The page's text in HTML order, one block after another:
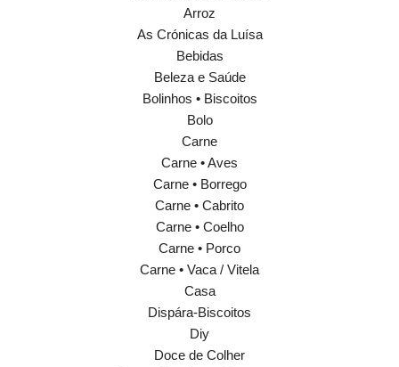
Arroz
As Crónicas da Luísa
Bebidas
Beleza e Saúde
Bolinhos • Biscoitos
Bolo
Carne
Carne • Aves
Carne • Borrego
Carne • Cabrito
Carne • Coelho
Carne • Porco
Carne • Vaca / Vitela
Casa
Dispára-Biscoitos
Diy
Doce de Colher